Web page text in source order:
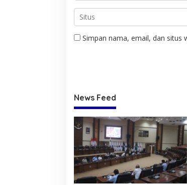
Simpan nama, email, dan situs
News Feed